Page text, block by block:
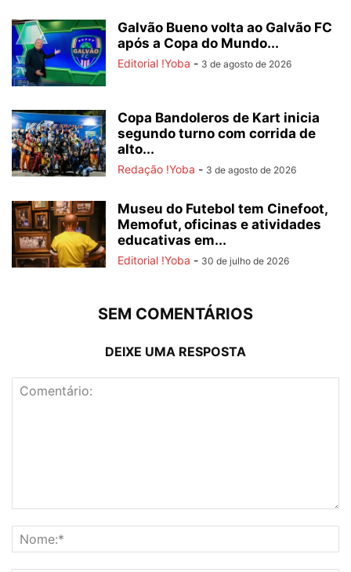
Galvão Bueno volta ao Galvão FC
após a Copa do Mundo...
Editorial !Yoba - 3 de agosto de 2026
Copa Bandoleros de Kart inicia
segundo turno com corrida de
alto...
Redação !Yoba - 3 de agosto de 2026
Museu do Futebol tem Cinefoot,
Memofut, oficinas e atividades
educativas em...
Editorial !Yoba - 30 de julho de 2026
SEM COMENTÁRIOS
DEIXE UMA RESPOSTA